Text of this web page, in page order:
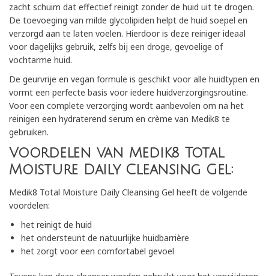
zacht schuim dat effectief reinigt zonder de huid uit te drogen.
De toevoeging van milde glycolipiden helpt de huid soepel en
verzorgd aan te laten voelen. Hierdoor is deze reiniger ideaal
voor dagelijks gebruik, zelfs bij een droge, gevoelige of
vochtarme huid.
De geurvrije en vegan formule is geschikt voor alle huidtypen en
vormt een perfecte basis voor iedere huidverzorgingsroutine.
Voor een complete verzorging wordt aanbevolen om na het
reinigen een hydraterend serum en crème van Medik8 te
gebruiken.
Voordelen van Medik8 Total
Moisture Daily Cleansing Gel:
Medik8 Total Moisture Daily Cleansing Gel heeft de volgende
voordelen:
het reinigt de huid
het ondersteunt de natuurlijke huidbarrière
het zorgt voor een comfortabel gevoel